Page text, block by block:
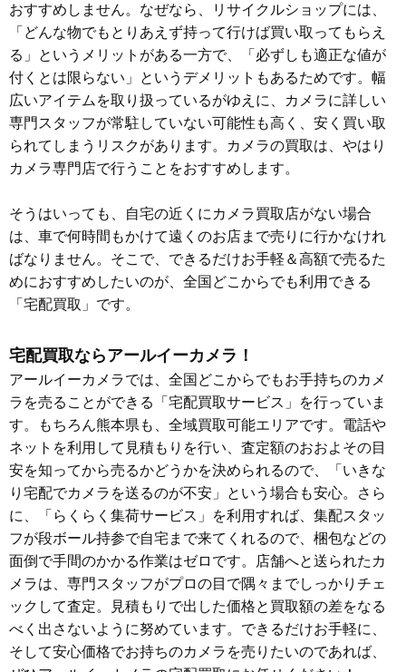
おすすめしません。なぜなら、リサイクルショップには、
「どんな物でもとりあえず持って行けば買い取ってもらえ
る」というメリットがある一方で、「必ずしも適正な値が
付くとは限らない」というデメリットもあるためです。幅
広いアイテムを取り扱っているがゆえに、カメラに詳しい
専門スタッフが常駐していない可能性も高く、安く買い取
られてしまうリスクがあります。カメラの買取は、やはり
カメラ専門店で行うことをおすすめします。
そうはいっても、自宅の近くにカメラ買取店がない場合
は、車で何時間もかけて遠くのお店まで売りに行かなけれ
ばなりません。そこで、できるだけお手軽＆高額で売るた
めにおすすめしたいのが、全国どこからでも利用できる
「宅配買取」です。
宅配買取ならアールイーカメラ！
アールイーカメラでは、全国どこからでもお手持ちのカメ
ラを売ることができる「宅配買取サービス」を行っていま
す。もちろん熊本県も、全域買取可能エリアです。電話や
ネットを利用して見積もりを行い、査定額のおおよその目
安を知ってから売るかどうかを決められるので、「いきな
り宅配でカメラを送るのが不安」という場合も安心。さら
に、「らくらく集荷サービス」を利用すれば、集配スタッ
フが段ボール持参で自宅まで来てくれるので、梱包などの
面倒で手間のかかる作業はゼロです。店舗へと送られたカ
メラは、専門スタッフがプロの目で隅々までしっかりチェ
ックして査定。見積もりで出した価格と買取額の差をなる
べく出さないように努めています。できるだけお手軽に、
そして安心価格でお持ちのカメラを売りたいのであれば、